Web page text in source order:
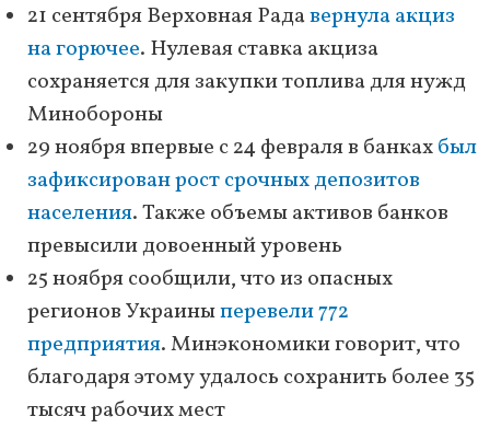
21 сентября Верховная Радавернула акциз
на горючее. Нулевая ставка акциза
сохраняется для закупки топлива для нужд
Минобороны
29 ноября впервые с 24 февраля в банкахбыл
зафиксирован рост срочных депозитов
населения. Также объемы активов банков
превысили довоенный уровень
25 ноября сообщили, что из опасных
регионов Украиныперевели 772
предприятия. Минэкономики говорит, что
благодаря этому удалось сохранить более 35
тысяч рабочих мест